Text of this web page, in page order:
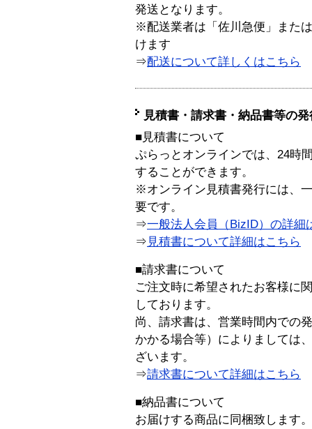
発送となります。
※配送業者は「佐川急便」また
けます
⇒配送について詳しくはこちら
見積書・請求書・納品書等の
■見積書について
ぷらっとオンラインでは、24時
することができます。
※オンライン見積書発行には、
要です。
⇒一般法人会員（BizID）の詳細
⇒ 見積書について詳細はこちら
■請求書について
ご注文時に希望されたお客様に
しております。
尚、請求書は、営業時間内での
かかる場合等）によりましては
ざいます。
⇒請求書について詳細はこちら
■納品書について
お届けする商品に同梱致します。